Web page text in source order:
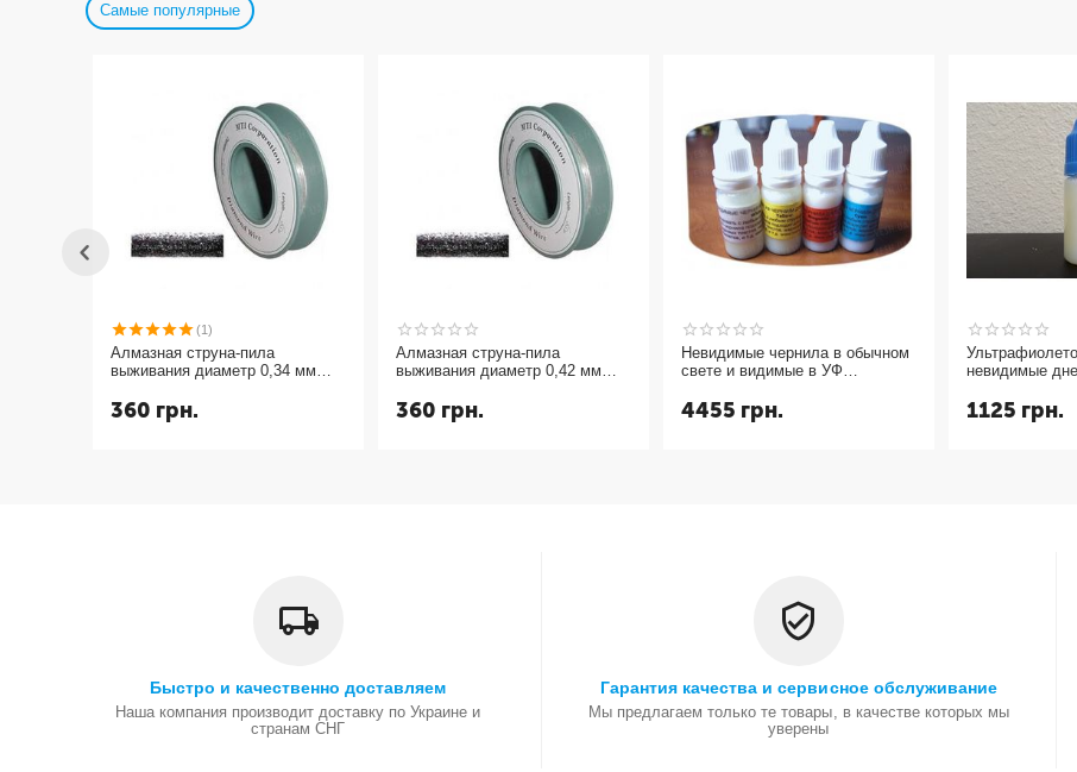
Самые популярные
(1)
Алмазная струна-пила
выживания диаметр 0,34 мм
360 грн.
Алмазная струна-пила
выживания диаметр 0,42 мм
360 грн.
Невидимые чернила в обычном
свете и видимые в УФ
СНЧП) чернила для струйного
принтера 4 цвета
4455 грн.
невидимые
yellow 10мл.
1125 грн.
Быстро и качественно доставляем
Наша компания производит доставку по Украине и
странам СНГ
Гарантия качества и сервисное обслуживание
Мы предлагаем только те товары, в качестве которых мы
уверены